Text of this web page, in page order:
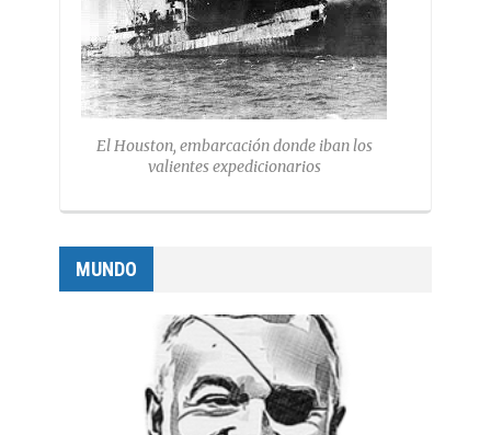
El Houston, embarcación donde iban los
valientes expedicionarios
MUNDO